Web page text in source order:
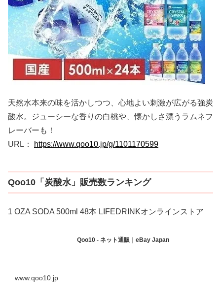
天然水本来の味を活かしつつ、心地よい刺激が広がる強炭
酸水。ジューシーな香りの白桃や、懐かしさ漂うラムネフ
レーバーも！
URL：
https://www.qoo10.jp/g/1101170599
Qoo10「炭酸水」販売数ランキング
1 OZA SODA 500ml 48本 LIFEDRINKオンラインストア
Qoo10 - ネット通販｜eBay Japan
www.qoo10.jp